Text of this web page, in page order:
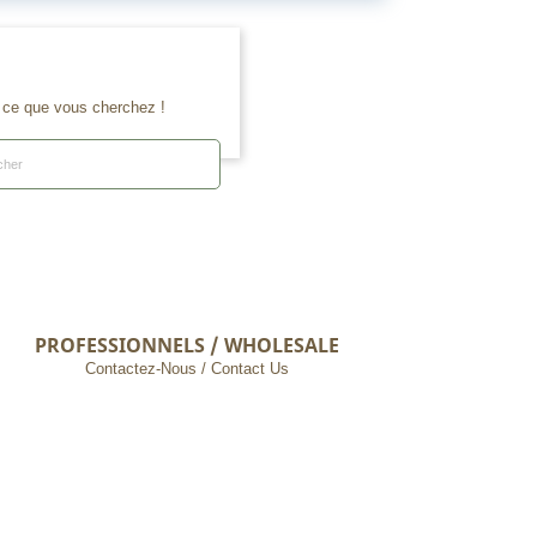
que vous cherchez !
PROFESSIONNELS / WHOLESALE
Contactez-Nous / Contact Us